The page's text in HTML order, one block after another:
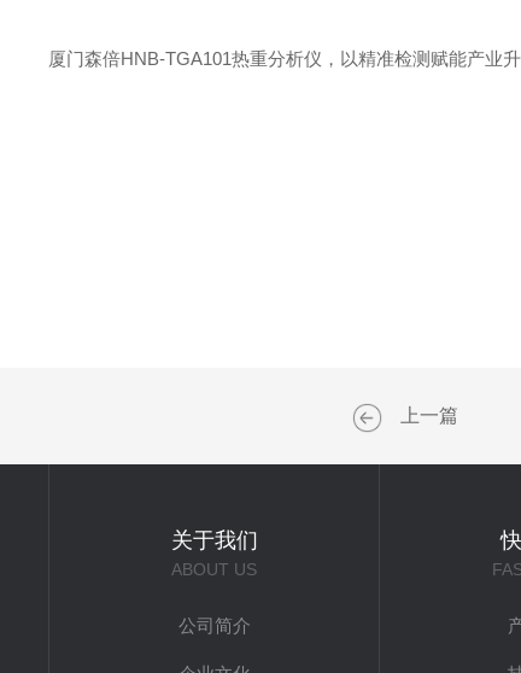
厦门森倍HNB-TGA101热重分析仪，以精准检测赋能产业
上一篇
关于我们
ABOUT US
公司简介